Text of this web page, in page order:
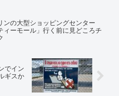
ンの大型ショッピングセンター
ィーモール」行く前に見どころチ
でイン
ギスか